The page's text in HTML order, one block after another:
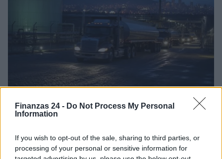
Finanzas 24 - Do Not Process My Personal
Information
If you wish to opt-out of the sale, sharing to third parties, or
processing of your personal or sensitive information for
Cómo la crisis de refino está afectando los precios de la
gasolina y el diésel